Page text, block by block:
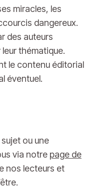
miracles, les
dangereux.
des auteurs
thématique.
le contenu éditorial
éventuel.
ou une
via notre page de
nos lecteurs et